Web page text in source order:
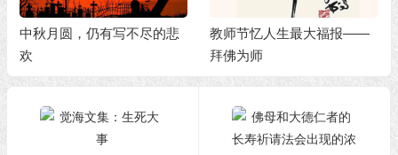
中秋月圆，仍有写不尽的悲
欢
教师节忆人生最大福报——
拜佛为师